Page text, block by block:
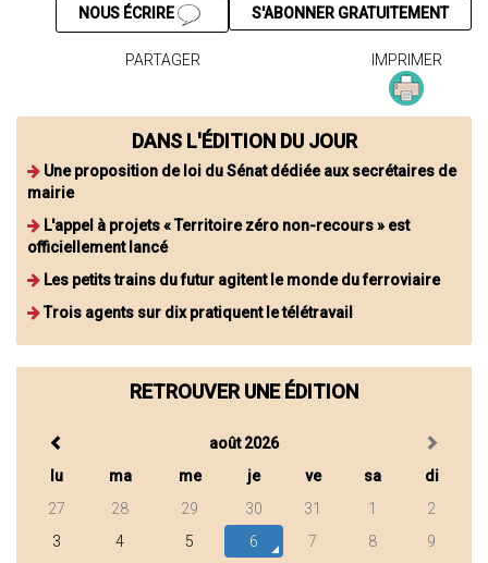
S'ABONNER GRATUITEMENT
NOUS ÉCRIRE
PARTAGER IMPRIMER
DANS L'ÉDITION DU JOUR
Une proposition de loi du Sénat dédiée aux secrétaires de
mairie
L'appel à projets « Territoire zéro non-recours » est
officiellement lancé
Les petits trains du futur agitent le monde du ferroviaire
Trois agents sur dix pratiquent le télétravail
RETROUVER UNE ÉDITION
août 2026
lu
ma me je ve sa
di
27
28 29 30 31 1
2
3
4 5 6 7 8 9